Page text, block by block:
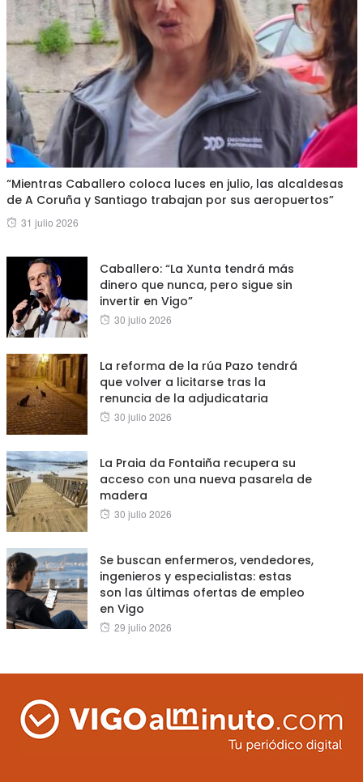
“Mientras Caballero coloca luces en julio, las alcaldesas
de A Coruña y Santiago trabajan por sus aeropuertos”
Posted
31 julio 2026
Caballero: “La Xunta tendrá más
dinero que nunca, pero sigue sin
invertir en Vigo”
Posted
30 julio 2026
La reforma de la rúa Pazo tendrá
que volver a licitarse tras la
renuncia de la adjudicataria
Posted
30 julio 2026
La Praia da Fontaiña recupera su
acceso con una nueva pasarela de
madera
Posted
30 julio 2026
Se buscan enfermeros, vendedores,
ingenieros y especialistas: estas
son las últimas ofertas de empleo
en Vigo
Posted
29 julio 2026